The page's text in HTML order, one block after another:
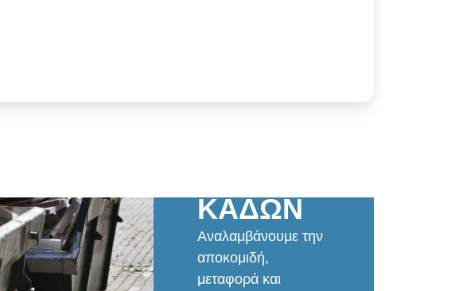
ΚΑΔΩΝ
Αναλαμβάνουμε την
αποκομιδή,
μεταφορά και